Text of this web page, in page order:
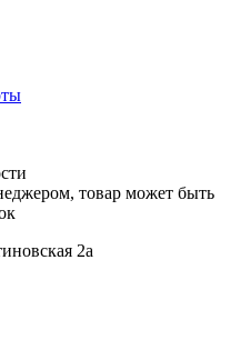
товар может быть
2а